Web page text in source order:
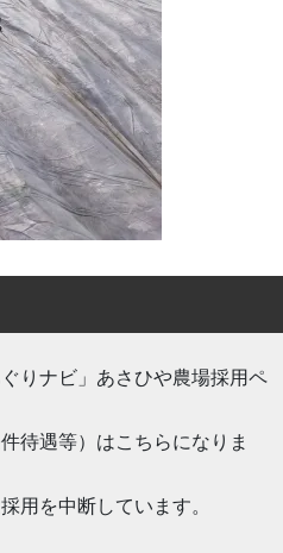
りナビ」あさひや農場採用ペ
待遇等）はこちらになりま
用を中断しています。